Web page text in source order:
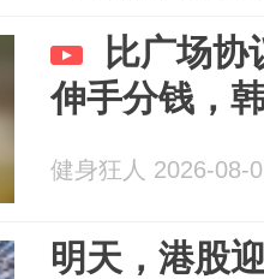
比广场协
伸手分钱，
健身狂人 2026-08-
明天，港股